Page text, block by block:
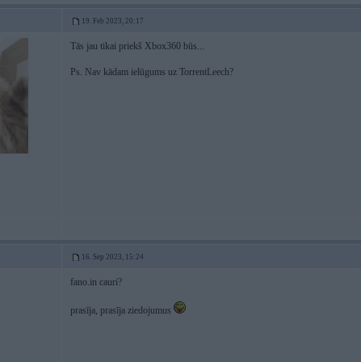
19. Feb 2023, 20:17
Tās jau tikai priekš Xbox360 būs...
Ps. Nav kādam ielūgums uz TorrentLeech?
16. Sep 2023, 15:24
fano.in cauri?
prasīja, prasīja ziedojumus